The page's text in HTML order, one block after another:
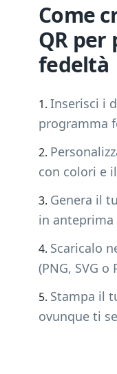
Come
QR per
fedeltà
Inserisci i
programma
con colori e
Genera il
in anteprima
Scaricalo
(PNG, SVG o
Stampa il
ovunque ti